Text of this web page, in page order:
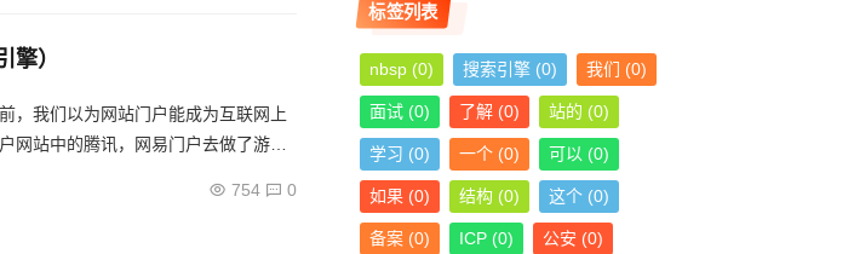
擎）
，我们以为网站门户能成为互联网上
网站中的腾讯，网易门户去做了游
的躺着，四门户网站归一，互联网的
754 0
标签列表
nbsp (0) 搜索引擎 (0) 我们 (0)
面试 (0) 了解 (0) 站的 (0)
学习 (0) 一个 (0) 可以 (0)
如果 (0) 结构 (0) 这个 (0)
备案 (0) ICP (0) 公安 (0)